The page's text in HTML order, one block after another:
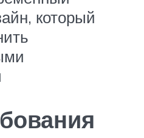
который